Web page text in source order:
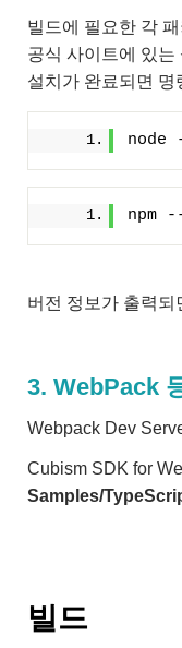
빌드에 필요한 각
공식 사이트에 있는
설치가 완료되면 명
node
npm
버전 정보가 출력되
3. WebPack
Webpack Dev
Cubism SDK for
Samples/
빌드